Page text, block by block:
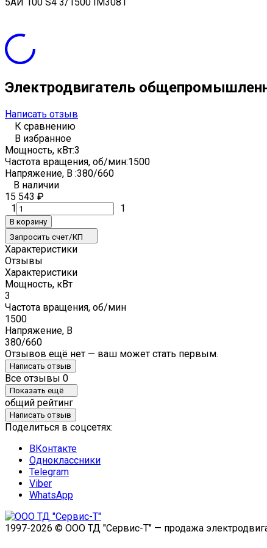
Электродвигатель
Написать отзыв
К сравнению
В избранное
Мощность, кВт:3
Частота вращения, об/мин:1500
Напряжение, В :380/660
В наличии
15 543 ₽
1
1
В корзину
Запросить счет/КП
Характеристики
Отзывы
Характеристики
Мощность, кВт
3
Частота вращения, об/мин
1500
Напряжение, В
380/660
Отзывов ещё нет — ваш может стать первым.
Написать отзыв
Все отзывы 0
Показать ещё
общий рейтинг
Написать отзыв
Поделиться в соцсетях:
ВКонтакте
Одноклассники
Telegram
Viber
WhatsApp
1997-2026 © ООО ТД "Сервис-Т" — продажа